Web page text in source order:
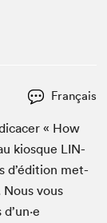
Français
« How
kiosque LIN­
d’édi­tion met­
vous